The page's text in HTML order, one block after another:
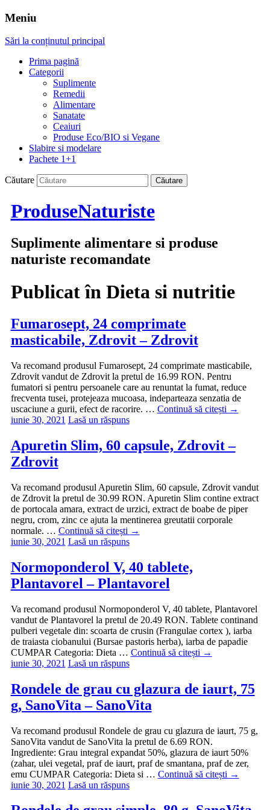
Meniu
Sări la conținutul principal
Prima pagină
Categorii
Suplimente
Remedii
Alimentare
Sanatate
Ceaiuri
Produse Eco/BIO si Vegane
Slabire si modelare
Pachete 1+1
Căutare
ProduseNaturiste
Suplimente alimentare si produse
naturiste recomandate
Publicat în Dieta si nutritie
Fumarosept, 24 comprimate
masticabile, Zdrovit – Zdrovit
Va recomand produsul Fumarosept, 24 comprimate masticabile,
Zdrovit vandut de Zdrovit la pretul de 16.99 RON. Pentru
fumatori si pentru persoanele care au renuntat la fumat, reduce
frecventa tusei, protejeaza mucoasa, indeparteaza senzatia de
uscaciune a gurii, efect de racorire. … Continuă să citești →
iunie 30, 2021 Lasă un răspuns
Apuretin Slim, 60 capsule, Zdrovit –
Zdrovit
Va recomand produsul Apuretin Slim, 60 capsule, Zdrovit vandut
de Zdrovit la pretul de 30.99 RON. Apuretin Slim contine extract
de portocala amara, extract de urzici, extract de boabe de piper
negru, crom, zinc ce ajuta la mentinerea greutatii corporale
normale. … Continuă să citești →
iunie 30, 2021 Lasă un răspuns
Normoponderol V, 40 tablete,
Plantavorel – Plantavorel
Va recomand produsul Normoponderol V, 40 tablete, Plantavorel
vandut de Plantavorel la pretul de 20.49 RON. Tablete continand
pulberi vegetale din: scoarta de crusin (Frangulae cortex ), iarba
de traiasta ciobanului (Bursae pastoris herba), iarba de papadie
CUMPAR Categoria: Dieta … Continuă să citești →
iunie 30, 2021 Lasă un răspuns
Rondele de grau cu glazura de iaurt, 75
g, SanoVita – SanoVita
Va recomand produsul Rondele de grau cu glazura de iaurt, 75 g,
SanoVita vandut de SanoVita la pretul de 6.69 RON.
Ingrediente: Grau integral expandat 50%, glazura de iaurt 50%
(zahar, ulei vegetal, praf de iaurt, praf de smantana, praf de zer,
emu CUMPAR Categoria: Dieta si … Continuă să citești →
iunie 30, 2021 Lasă un răspuns